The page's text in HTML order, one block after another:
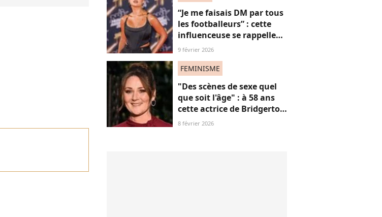
“Je me faisais DM par tous
les footballeurs” : cette
influenceuse se rappelle
l’hypersexualisation
14 ans
9 février 2026
FEMINISME
"Des scènes de sexe quel
que soit l'âge" : à 58 ans
cette actrice de Bridgerton
veut briser les tabous à
8 février 2026